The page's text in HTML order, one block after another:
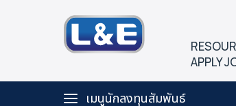
APPLY
เมนูนักลงทุนสัมพันธ์